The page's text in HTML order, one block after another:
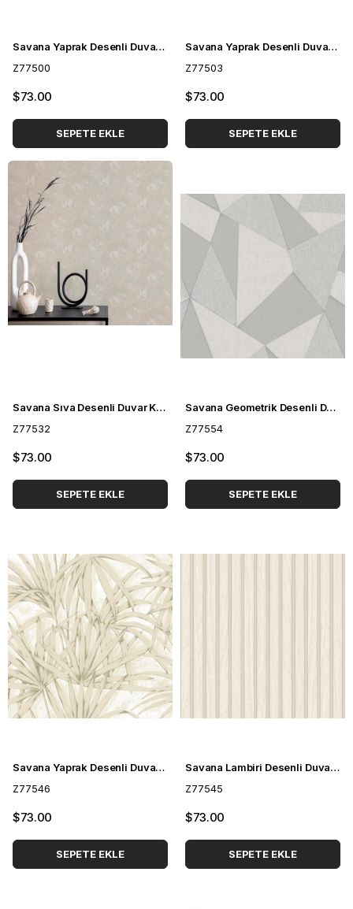
Savana Yaprak Desenli Duvar Kağıdı Z77500
Z77500
$73.00
SEPETE EKLE
Savana Yaprak Desenli Duvar Kağıdı Z77503
Z77503
$73.00
SEPETE EKLE
Savana Sıva Desenli Duvar Kağıdı Z77532
Z77532
$73.00
SEPETE EKLE
Savana Geometrik Desenli Duvar Kağıdı Z77554
Z77554
$73.00
SEPETE EKLE
Savana Yaprak Desenli Duvar Kağıdı Z77546
Z77546
$73.00
SEPETE EKLE
Savana Lambiri Desenli Duvar Kağıdı Z77545
Z77545
$73.00
SEPETE EKLE